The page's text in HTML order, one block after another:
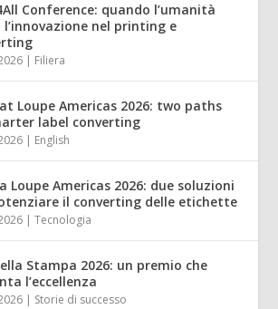
Conference: quando l’umanità
l’innovazione nel printing e
| Filiera
Loupe Americas 2026: two paths
label converting
| English
Loupe Americas 2026: due soluzioni
il converting delle etichette
|Tecnologia
Stampa 2026: un premio che
l’eccellenza
| Storie di successo